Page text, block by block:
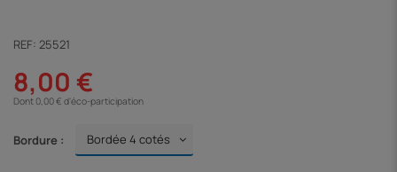
REF: 25521
8,00 €
Dont 0,00 € d'éco-participation
Bordure :